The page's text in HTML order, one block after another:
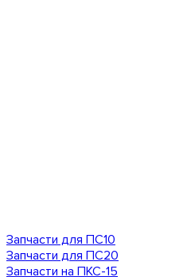
Запчасти для ПС10
Запчасти для ПС20
Запчасти на ПКС-15